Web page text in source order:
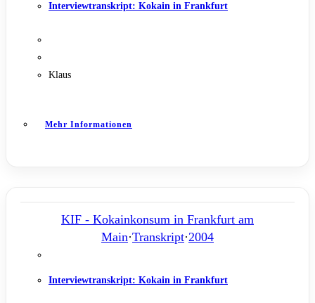
Interviewtranskript: Kokain in Frankfurt
Klaus
Mehr Informationen
KIF - Kokainkonsum in Frankfurt am
Main·Transkript·2004
Interviewtranskript: Kokain in Frankfurt